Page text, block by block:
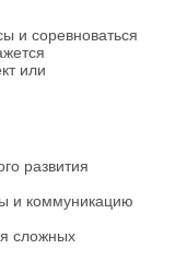
и соревноваться
или
развития
и коммуникацию
сложных